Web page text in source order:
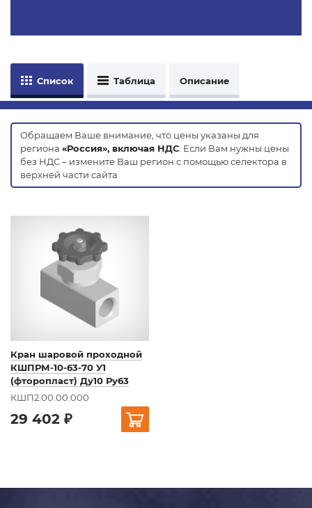
Список Таблица Описание
Обращаем Ваше внимание, что цены указаны для
региона «Россия», включая НДС . Если Вам нужны цены
без НДС – измените Ваш регион с помощью селектора в
верхней части сайта
Кран шаровой проходной
КШПРМ-10-63-70 У1
(фторопласт) Ду10 Ру63
КШП2.00.00.000
29 402 ₽